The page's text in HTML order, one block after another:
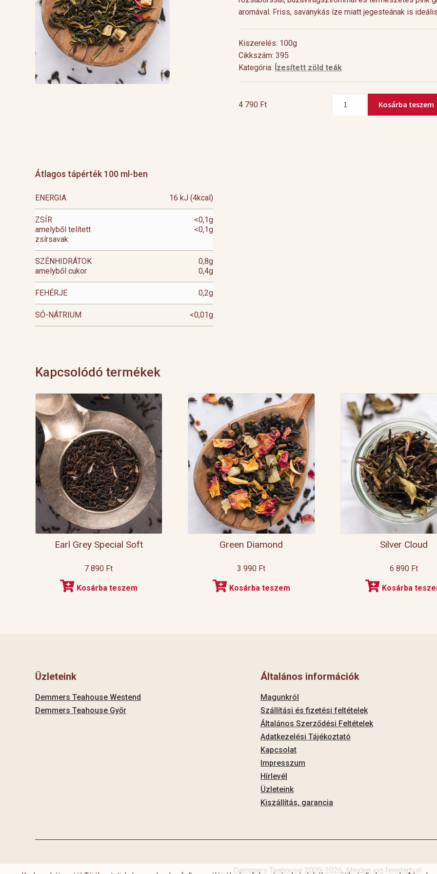
aromával. Friss, savanykás íze miatt jegesteának is
Kiszerelés: 100g
Cikkszám: 395
Kategória: Ízesített zöld teák
4 790 Ft
Summer
mennyiség
Kosárba teszem
Átlagos tápérték 100 ml-ben
ENERGIA 16 kJ (4kcal)
ZSÍR
amelyből telített
zsírsavak
<0,1g
<0,1g
SZÉNHIDRÁTOK
amelyből cukor
0,8g
0,4g
FEHÉRJE 0,2g
SÓ-NÁTRIUM <0,01g
Kapcsolódó termékek
Earl Grey Special Soft
7 890 Ft
Kosárba teszem
Green Diamond
3 990 Ft
Kosárba teszem
Silver Cloud
6 890 Ft
Kosárba
Üzleteink
Demmers Teahouse Westend
Demmers Teahouse Győr
Általános információk
Magunkról
Szállítási és fizetési feltételek
Általános Szerződési Feltételek
Adatkezelési Tájékoztató
Kapcsolat
Impresszum
Hírlevél
Üzleteink
Kiszállítás, garancia
Demmers Teahouse 2009-2026. Minden jog fenntartva!